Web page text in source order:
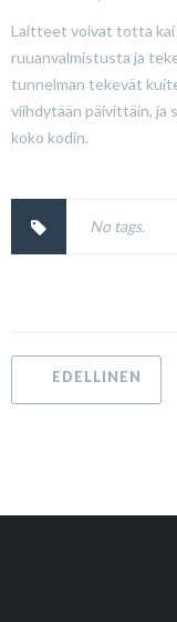
Laitteet voivat totta kai
ruuanvalmistusta ja
tunnelman tekevät
viihdytään päivittäin, ja
koko kodin.
No tags.